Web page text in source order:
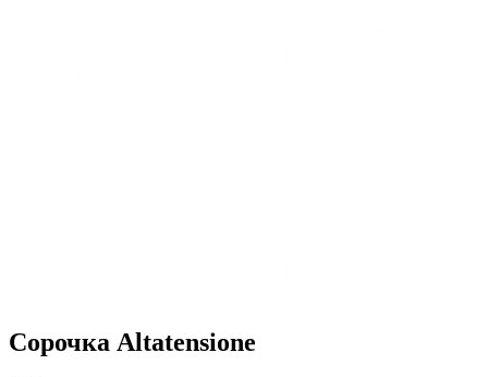
Сорочка Altatensione